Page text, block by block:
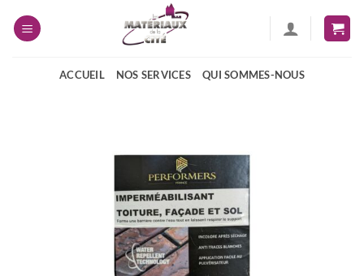
ACCUEIL NOS SERVICES QUI SOMMES-NOUS